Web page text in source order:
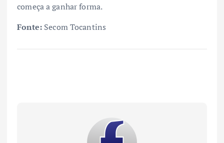
começa a ganhar forma.
Fonte: Secom Tocantins